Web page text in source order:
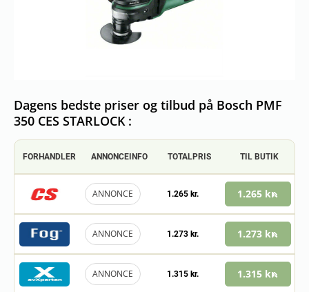
Dagens bedste priser og tilbud på Bosch PMF
350 CES STARLOCK :
FORHANDLER ANNONCEINFO TOTALPRIS TIL BUTIK
ANNONCE 1.265 kr. 1.265 kr.
ANNONCE 1.273 kr. 1.273 kr.
ANNONCE 1.315 kr. 1.315 kr.